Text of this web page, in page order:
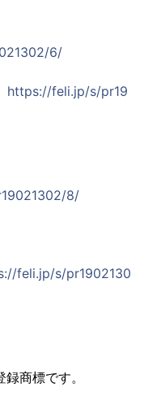
6/
https://feli.jp/s/pr19
8/
feli.jp/s/pr1902130
商標です。